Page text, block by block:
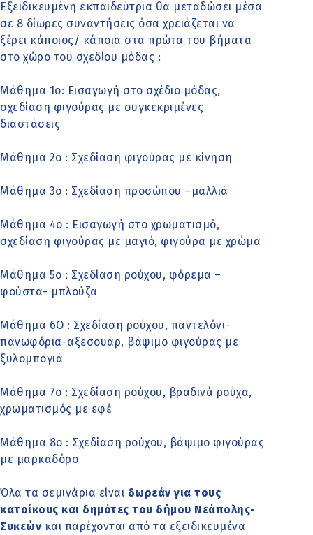
Εξειδικευμένη εκπαιδεύτρια θα μεταδώσει μέσα
σε 8 δίωρες συναντήσεις όσα χρειάζεται να
ξέρει κάποιος/ κάποια στα πρώτα του βήματα
στο χώρο του σχεδίου μόδας :
Μάθημα 1ο: Εισαγωγή στο σχέδιο μόδας,
σχεδίαση φιγούρας με συγκεκριμένες
διαστάσεις
Μάθημα 2ο : Σχεδίαση φιγούρας με κίνηση
Μάθημα 3ο : Σχεδίαση προσώπου –μαλλιά
Μάθημα 4ο : Εισαγωγή στο χρωματισμό,
σχεδίαση φιγούρας με μαγιό, φιγούρα με χρώμα
Μάθημα 5ο : Σχεδίαση ρούχου, φόρεμα –
φούστα- μπλούζα
Μάθημα 6Ο : Σχεδίαση ρούχου, παντελόνι-
πανωφόρια-αξεσουάρ, βάψιμο φιγούρας με
ξυλομπογιά
Μάθημα 7ο : Σχεδίαση ρούχου, βραδινά ρούχα,
χρωματισμός με εφέ
Μάθημα 8ο : Σχεδίαση ρούχου, βάψιμο φιγούρας
με μαρκαδόρο
Όλα τα σεμινάρια είναι δωρεάν για τους
κατοίκους και δημότες του δήμου Νεάπολης-
Συκεών και παρέχονται από τα εξειδικευμένα